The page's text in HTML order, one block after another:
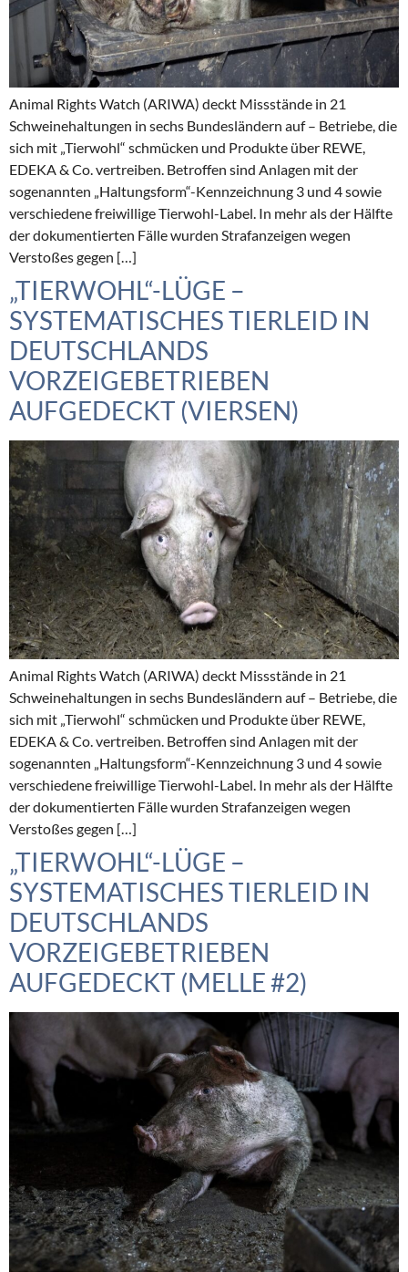
Animal Rights Watch (ARIWA) deckt Missstände in 21
Schweinehaltungen in sechs Bundesländern auf – Betriebe, die
sich mit „Tierwohl“ schmücken und Produkte über REWE,
EDEKA & Co. vertreiben. Betroffen sind Anlagen mit der
sogenannten „Haltungsform“-Kennzeichnung 3 und 4 sowie
verschiedene freiwillige Tierwohl-Label. In mehr als der Hälfte
der dokumentierten Fälle wurden Strafanzeigen wegen
Verstoßes gegen […]
„TIERWOHL“-LÜGE –
SYSTEMATISCHES TIERLEID IN
DEUTSCHLANDS
VORZEIGEBETRIEBEN
AUFGEDECKT (VIERSEN)
Animal Rights Watch (ARIWA) deckt Missstände in 21
Schweinehaltungen in sechs Bundesländern auf – Betriebe, die
sich mit „Tierwohl“ schmücken und Produkte über REWE,
EDEKA & Co. vertreiben. Betroffen sind Anlagen mit der
sogenannten „Haltungsform“-Kennzeichnung 3 und 4 sowie
verschiedene freiwillige Tierwohl-Label. In mehr als der Hälfte
der dokumentierten Fälle wurden Strafanzeigen wegen
Verstoßes gegen […]
„TIERWOHL“-LÜGE –
SYSTEMATISCHES TIERLEID IN
DEUTSCHLANDS
VORZEIGEBETRIEBEN
AUFGEDECKT (MELLE #2)